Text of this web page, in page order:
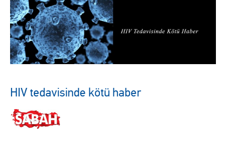
HIV tedavisinde kötü haber